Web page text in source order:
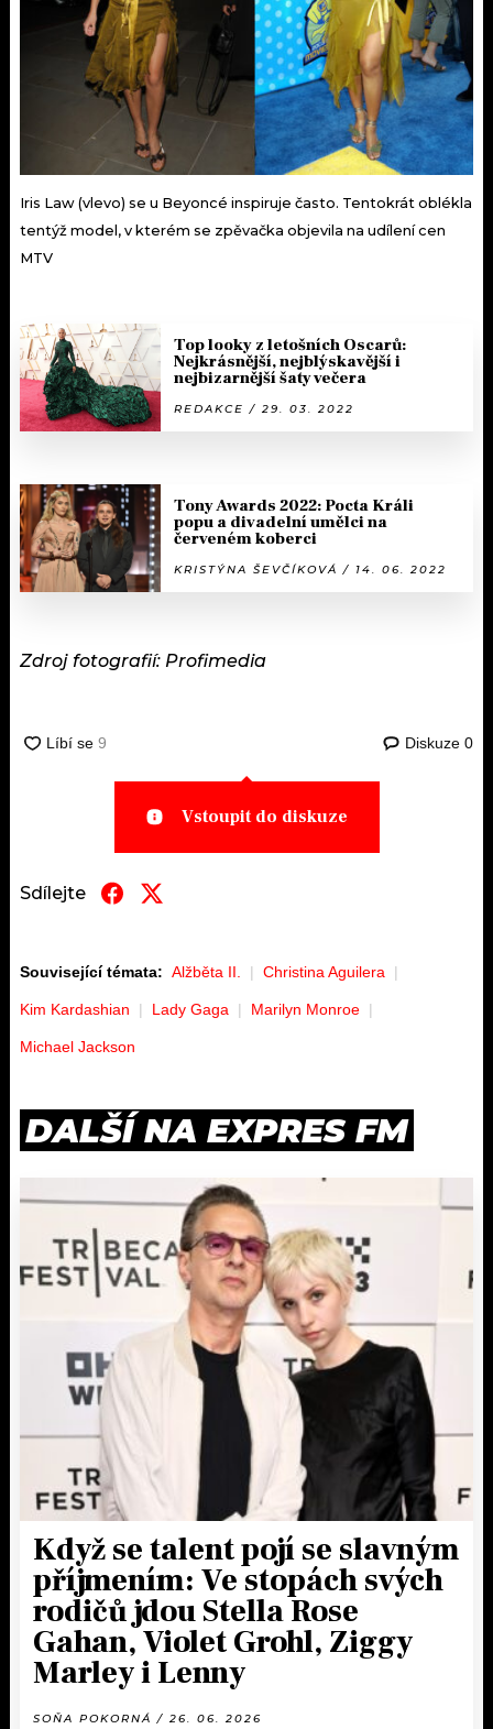
Iris Law (vlevo) se u Beyoncé inspiruje často. Tentokrát oblékla
tentýž model, v kterém se zpěvačka objevila na udílení cen
MTV
Top looky z letošních Oscarů:
Nejkrásnější, nejblýskavější i
nejbizarnější šaty večera
REDAKCE / 29. 03. 2022
Tony Awards 2022: Pocta Králi
popu a divadelní umělci na
červeném koberci
KRISTÝNA ŠEVČÍKOVÁ / 14. 06. 2022
Zdroj fotografií: Profimedia
Diskuze 0
Vstoupit do diskuze
Sdílejte
Související témata: Alžběta II. Christina Aguilera
Kim Kardashian Lady Gaga Marilyn Monroe
Michael Jackson
DALŠÍ NA EXPRES FM
Když se talent pojí se slavným
příjmením: Ve stopách svých
rodičů jdou Stella Rose
Gahan, Violet Grohl, Ziggy
Marley i Lenny
SOŇA POKORNÁ / 26. 06. 2026